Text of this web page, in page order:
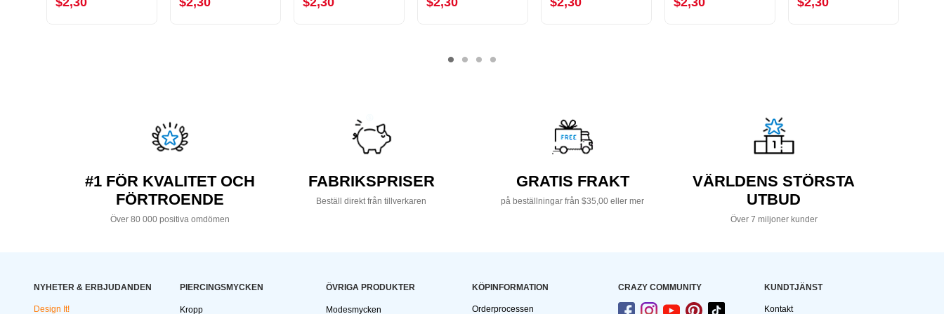
#1 FÖR KVALITET OCH
FÖRTROENDE
Över 80 000 positiva omdömen
FABRIKSPRISER
Beställ direkt från tillverkaren
GRATIS FRAKT
på beställningar från $35,00 eller mer
VÄRLDENS STÖRSTA
UTBUD
Över 7 miljoner kunder
NYHETER & ERBJUDANDEN
Design It!
PIERCINGSMYCKEN
Kropp
ÖVRIGA PRODUKTER
Modesmycken
KÖPINFORMATION
Orderprocessen
CRAZY COMMUNITY KUNDTJÄNST
Kontakt